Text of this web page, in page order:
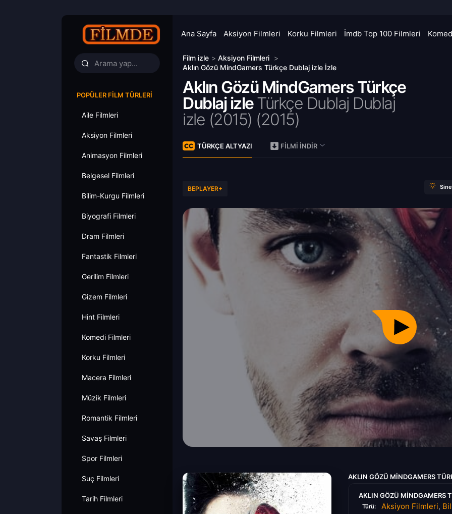
Ana Sayfa Aksiyon Filmleri Korku Filmleri İmdb Top 100 Filmleri
POPÜLER FILM TÜRLERI
Aile Filmleri
Aksiyon Filmleri
Animasyon Filmleri
Belgesel Filmleri
Bilim-Kurgu Filmleri
Biyografi Filmleri
Dram Filmleri
Fantastik Filmleri
Gerilim Filmleri
Gizem Filmleri
Hint Filmleri
Komedi Filmleri
Korku Filmleri
Macera Filmleri
Müzik Filmleri
Romantik Filmleri
Savaş Filmleri
Spor Filmleri
Suç Filmleri
Tarih Filmleri
Film izle > Aksiyon Filmleri >
Aklın Gözü MindGamers Türkçe Dublaj izle İzle
Aklın Gözü MindGamers Türkçe
Dublaj izleTürkçe Dublaj Dublaj
izle (2015) (2015)
TÜRKÇE ALTYAZI FILMI İNDIR
BEPLAYER+
AKLIN GÖZÜ MINDGAMERS
AKLIN GÖZÜ MINDGAMERS
Türü: Aksiyon Filmleri,